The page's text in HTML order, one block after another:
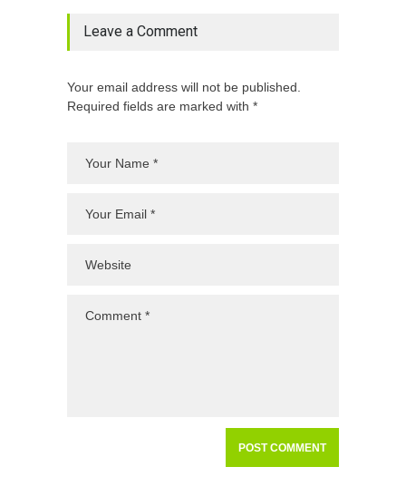
Leave a Comment
Your email address will not be published.
Required fields are marked with *